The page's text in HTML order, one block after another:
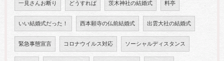
一見さんお断り どうすれば 茨木神社の結婚式 料亭
いい結婚式だった！ 西本願寺の仏前結婚式 出雲大社の結婚式
緊急事態宣言 コロナウイルス対応 ソーシャルディスタンス